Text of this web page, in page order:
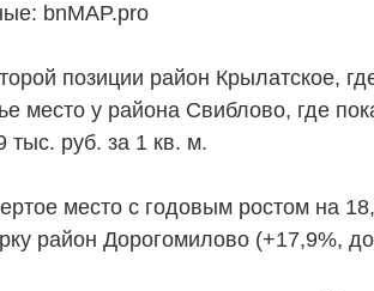
Акции
bnMAP.pro
позиции район Крылатское,
место у района Свиблово, где
тыс. руб. за 1 кв. м.
место с годовым ростом на
район Дорогомилово (+17,9%,